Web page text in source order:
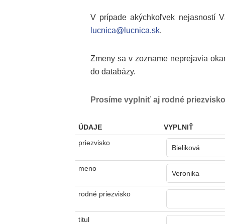
V prípade akýchkoľvek nejasností
lucnica@lucnica.sk.
Zmeny sa v zozname neprejavia
do databázy.
Prosíme vyplniť aj rodné
ÚDAJE
VYPLNIŤ
priezvisko
meno
rodné priezvisko
titul